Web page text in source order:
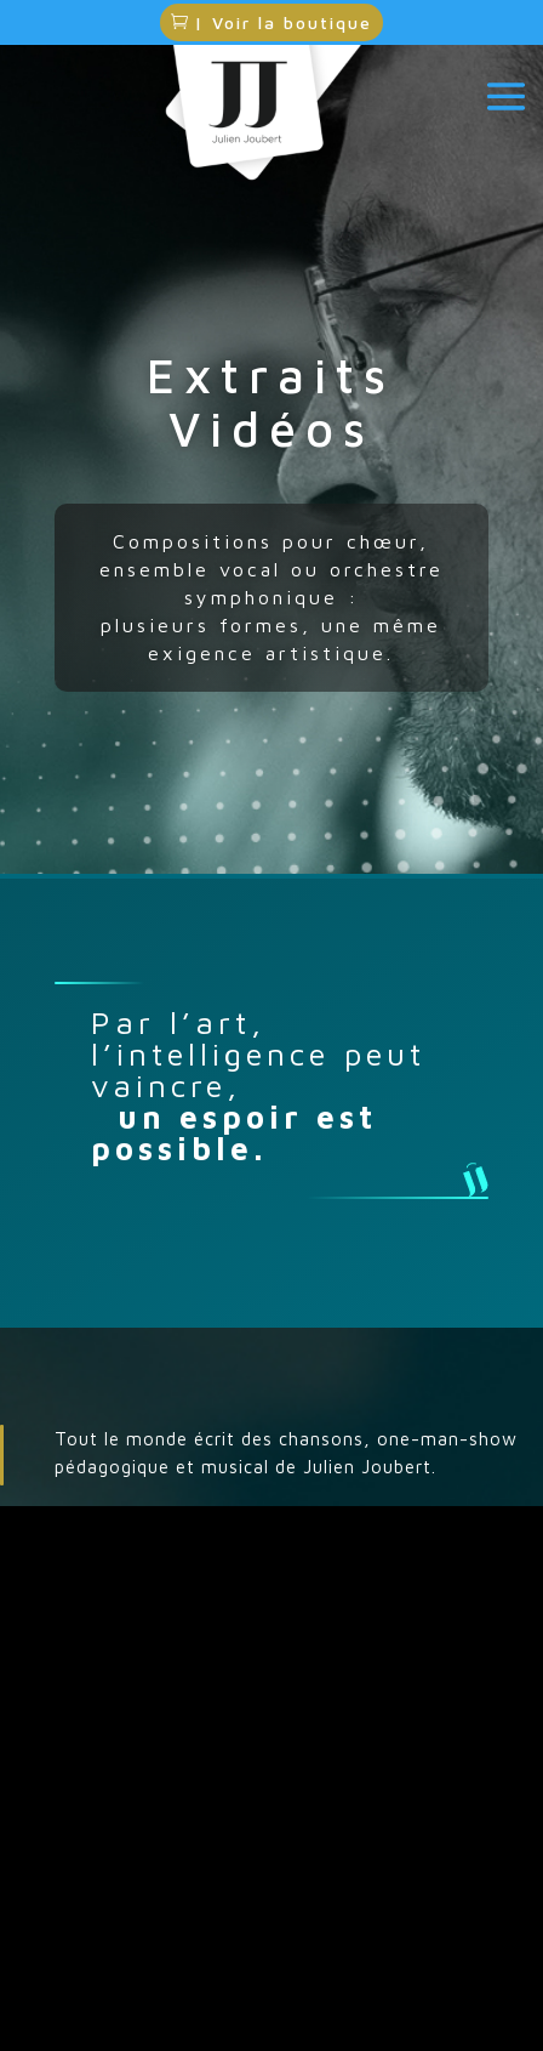
| Voir la boutique
Extraits
Vidéos
Compositions pour chœur,
ensemble vocal ou orchestre
symphonique :
plusieurs formes, une même
exigence artistique.
Par l’art,
l’intelligence peut
vaincre,
un espoir est
possible.
Tout le monde écrit des chansons, one-man-show
pédagogique et musical de Julien Joubert.